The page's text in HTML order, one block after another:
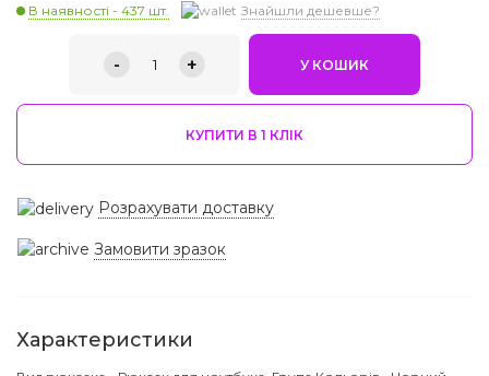
В наявності - 437 шт. Знайшли дешевше?
- 1 + У КОШИК
КУПИТИ В 1 КЛIК
Розрахувати доставку
Замовити зразок
Характеристики